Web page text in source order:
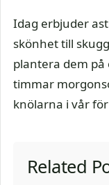
Idag erbjuder
skönhet till
plantera dem på
timmar
knölarna i vår
Related